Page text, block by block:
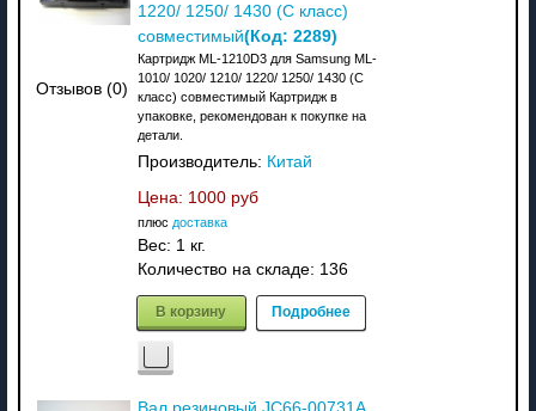
Отзывов (0)
1220/ 1250/ 1430 (С класс)
совместимый(Код: 2289)
Картридж ML-1210D3 для Samsung ML-
1010/ 1020/ 1210/ 1220/ 1250/ 1430 (С
класс) совместимый Картридж в
упаковке, рекомендован к покупке на
детали.
Производитель: Китай
Цена: 1000 руб
плюс доставка
Вес: 1 кг.
Количество на складе: 136
В корзину Подробнее